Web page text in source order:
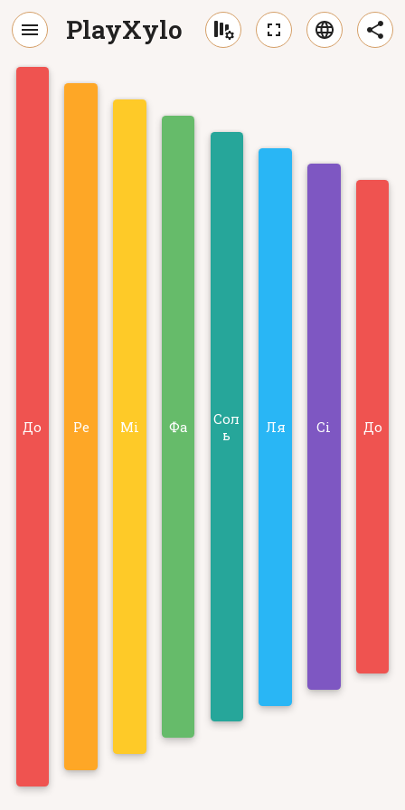
PlayXylo
До Ре Мі Фа
Сол
ь
Ля Сі До